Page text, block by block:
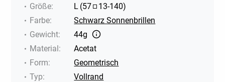
Größe: L (57 13-140)
Farbe:
Schwarz Sonnenbrillen
Gewicht:
44g
Material:
Acetat
Form:
Geometrisch
Typ: Vollrand